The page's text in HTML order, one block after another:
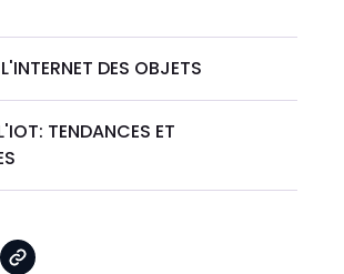
DES OBJETS
TENDANCES ET